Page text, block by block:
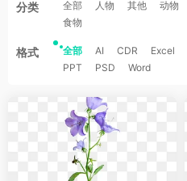
分类 全部 人物 其他 动物
食物
格式 全部 AI CDR Excel
PPT
PSD Word